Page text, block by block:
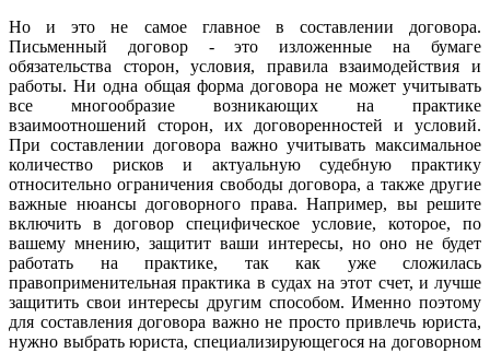
Но и это не самое главное в составлении договора.
Письменный договор - это изложенные на бумаге
обязательства сторон, условия, правила взаимодействия и
работы. Ни одна общая форма договора не может учитывать
все многообразие возникающих на практике
взаимоотношений сторон, их договоренностей и условий.
При составлении договора важно учитывать максимальное
количество рисков и актуальную судебную практику
относительно ограничения свободы договора, а также другие
важные нюансы договорного права. Например, вы решите
включить в договор специфическое условие, которое, по
вашему мнению, защитит ваши интересы, но оно не будет
работать на практике, так как уже сложилась
правоприменительная практика в судах на этот счет, и лучше
защитить свои интересы другим способом. Именно поэтому
для составления договора важно не просто привлечь юриста,
нужно выбрать юриста, специализирующегося на договорном